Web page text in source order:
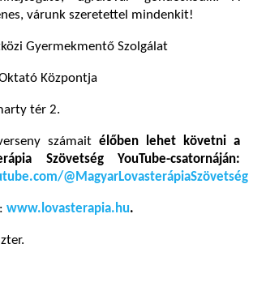
várunk szeretettel mindenkit!
Gyermekmentő Szolgálat
Központja
tér 2.
számait élőben lehet követni a
Szövetség YouTube-csatornáján:
@MagyarLovasterápiaSzövetség
www.lovasterapia.hu.